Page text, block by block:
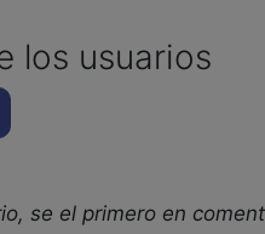
los usuarios
se el primero en